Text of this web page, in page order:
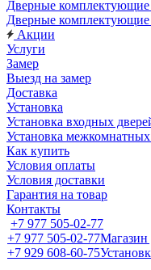
Дверные
Дверные
Акции
Услуги
Замер
Выезд на замер
Доставка
Установка
Установка входных
Установка межкомнатных
Как купить
Условия оплаты
Условия доставки
Гарантия на товар
Контакты
+7 977 505-02-77
+7 977 505-02-77Магазин
+7 929 608-60-75